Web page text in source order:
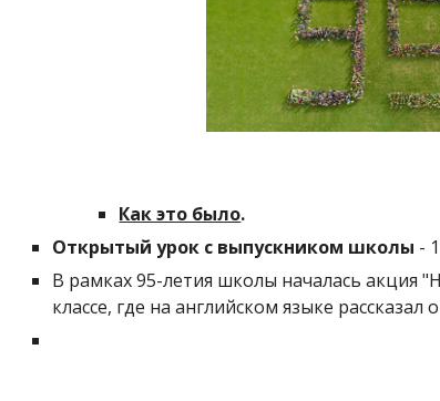
Как это было.
Открытый урок с выпускником школы -
В рамках 95-летия школы началась акция
классе, где на английском языке